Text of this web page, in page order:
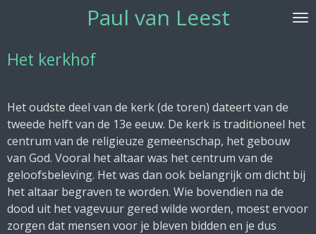
de
Paul van Leest
Het kerkhof
Het oudste deel van de kerk (de toren) dateert van de
tweede helft van de 13e eeuw. De kerk is traditioneel het
centrum van de religieuze gemeenschap, het gebouw
van God. Vooral het altaar was het centrum van de
geloofsbeleving. Het was dan ook belangrijk om dicht bij
het altaar begraven te worden. Wie bovendien na de
dood uit het vagevuur gered wilde worden, moest ervoor
zorgen dat mensen voor je bleven bidden en je dus